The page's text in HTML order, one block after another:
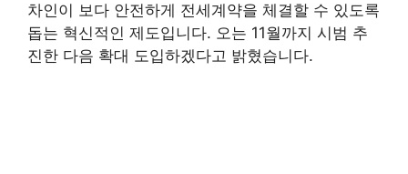
차인이 보다 안전하게 전세계약을 체결할 수 있도록
돕는 혁신적인 제도입니다. 오는 11월까지 시범 추
진한 다음 확대 도입하겠다고 밝혔습니다.